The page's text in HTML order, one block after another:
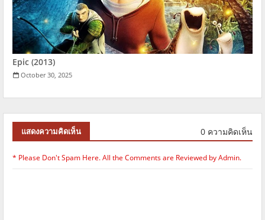
Epic (2013)
October 30, 2025
แสดงความคิดเห็น 0 ความคิดเห็น
* Please Don't Spam Here. All the Comments are Reviewed by Admin.